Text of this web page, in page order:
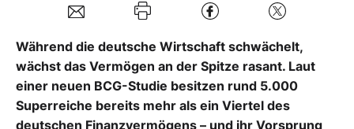
Während die deutsche Wirtschaft schwächelt,
wächst das Vermögen an der Spitze rasant. Laut
einer neuen BCG-Studie besitzen rund 5.000
Superreiche bereits mehr als ein Viertel des
deutschen Finanzvermögens – und ihr Vorsprung